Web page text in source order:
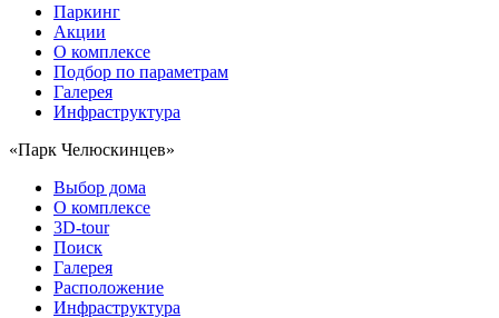
Паркинг
Акции
О комплексе
Подбор по параметрам
Галерея
Инфраструктура
«Парк Челюскинцев»
Выбор дома
О комплексе
3D-tour
Поиск
Галерея
Расположение
Инфраструктура